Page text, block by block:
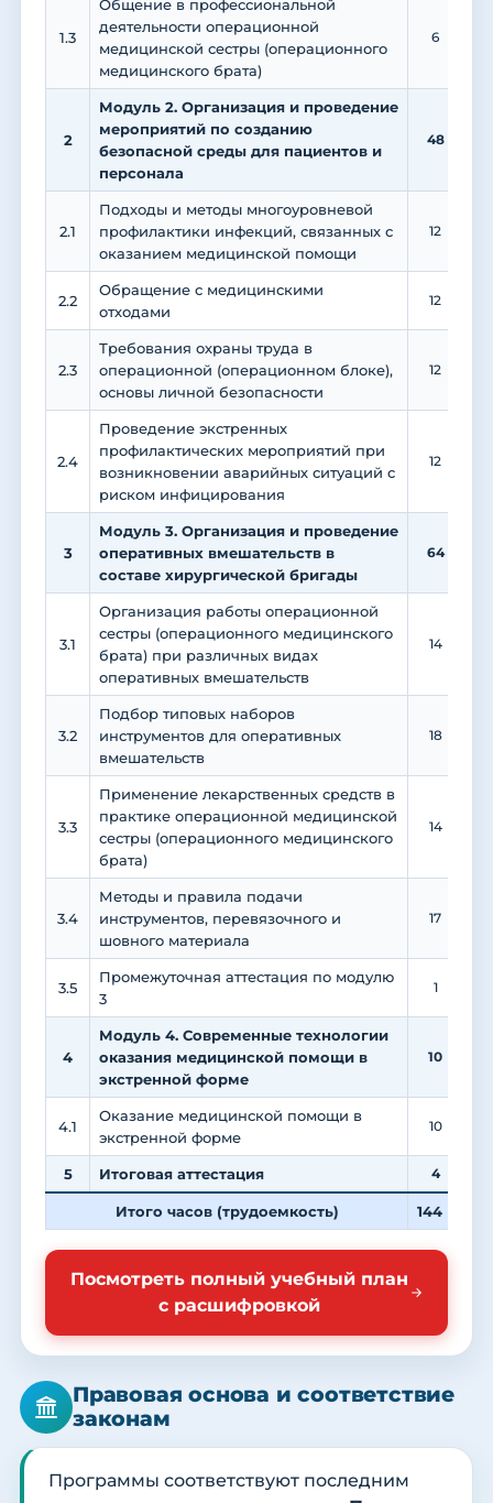
1.3
Общение в профессиональной
деятельности операционной
медицинской сестры (операционного
медицинского брата)
6
2
Модуль 2. Организация и проведение
мероприятий по созданию
безопасной среды для пациентов и
персонала
48
2.1
Подходы и методы многоуровневой
профилактики инфекций, связанных с
оказанием медицинской помощи
12
2.2
Обращение с медицинскими
отходами
12
2.3
Требования охраны труда в
операционной (операционном блоке),
основы личной безопасности
12
2.4
Проведение экстренных
профилактических мероприятий при
возникновении аварийных ситуаций с
риском инфицирования
12
3
Модуль 3. Организация и проведение
оперативных вмешательств в
составе хирургической бригады
64
3.1
Организация работы операционной
сестры (операционного медицинского
брата) при различных видах
оперативных вмешательств
14
3.2
Подбор типовых наборов
инструментов для оперативных
вмешательств
18
3.3
Применение лекарственных средств в
практике операционной медицинской
сестры (операционного медицинского
брата)
14
3.4
Методы и правила подачи
инструментов, перевязочного и
шовного материала
17
3.5
Промежуточная аттестация по модулю
3
1
4
Модуль 4. Современные технологии
оказания медицинской помощи в
экстренной форме
10
4.1
Оказание медицинской помощи в
экстренной форме
10
5 Итоговая аттестация 4
Итого часов (трудоемкость) 144
Посмотреть полный учебный план
с расшифровкой
Правовая основа и соответствие
законам
Программы соответствуют последним